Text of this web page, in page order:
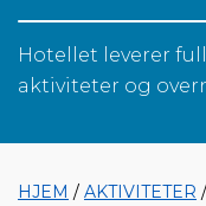
Hotellet leverer
aktiviteter og
HJEM / AKTIVITETER /